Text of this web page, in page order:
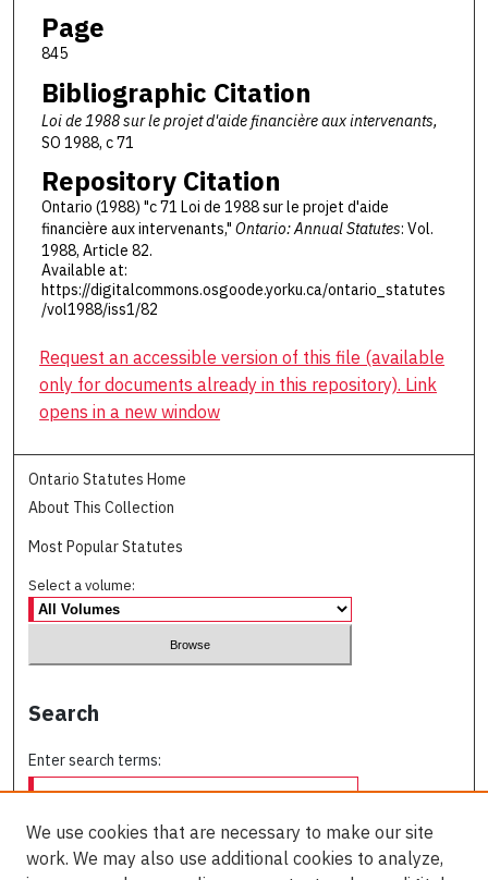
Page
845
Bibliographic Citation
Loi de 1988 sur le projet d'aide financière aux intervenants,
SO 1988, c 71
Repository Citation
Ontario (1988) "c 71 Loi de 1988 sur le projet d'aide
financière aux intervenants," Ontario: Annual Statutes: Vol.
1988, Article 82.
Available at:
https://digitalcommons.osgoode.yorku.ca/ontario_statutes
/vol1988/iss1/82
Request an accessible version of this file (available
only for documents already in this repository). Link
opens in a new window
Ontario Statutes Home
About This Collection
Most Popular Statutes
Select a volume:
Search
Enter search terms:
Select context to search:
We use cookies that are necessary to make our site
work. We may also use additional cookies to analyze,